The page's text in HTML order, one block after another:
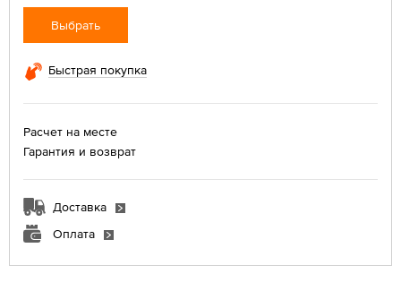
Выбрать
Быстрая покупка
Расчет на месте
Гарантия и возврат
Доставка
Оплата